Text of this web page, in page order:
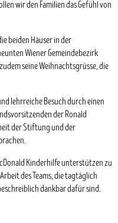
wir den Familien das Gefühl von
beiden Häuser in der
Wiener Gemeindebezirk
seine Weihnachtsgrüsse, die
lehrreiche Besuch durch einen
der Ronald
der Stiftung und der
Kinderhilfe unterstützen zu
des Teams, die tagtäglich
dankbar dafür sind.